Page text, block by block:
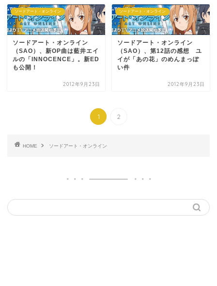
ソードアート・オンライン
ソードアート・オンライン
（SAO）、新OP曲は藍井エイ
ルの「INNOCENCE」。新ED
も公開！
2012年9月23日
ソードアート・オンライン
ソードアート・オンライン
（SAO）、第12話の感想 ユ
イが「あの花」のめんまっぽ
い件
2012年9月23日
1 2
HOME ソードアート・オンライン